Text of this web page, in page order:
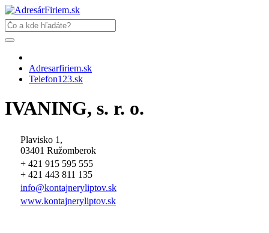
Adresarfiriem.sk
Telefon123.sk
IVANING, s. r. o.
Plavisko 1,
03401 Ružomberok
+ 421 915 595 555
+ 421 443 811 135
info@kontajneryliptov.sk
www.kontajneryliptov.sk